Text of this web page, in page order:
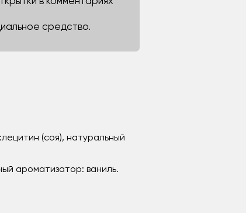
средство.
(соя), натуральный
ароматизатор: ваниль.